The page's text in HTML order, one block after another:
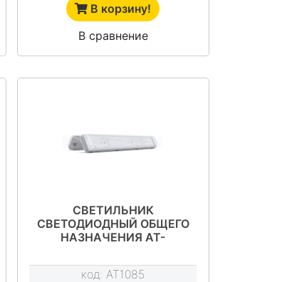
В корзину!
В сравнение
СВЕТИЛЬНИК
СВЕТОДИОДНЫЙ ОБЩЕГО
НАЗНАЧЕНИЯ АТ-
ССО-42/70 СЕРИЯ АТ-
ССО-42
код: AT1085